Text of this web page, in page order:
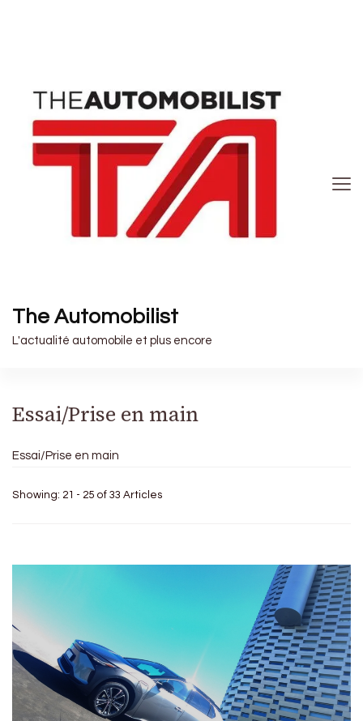
The Automobilist
L'actualité automobile et plus encore
Essai/Prise en main
Essai/Prise en main
Showing: 21 - 25 of 33 Articles